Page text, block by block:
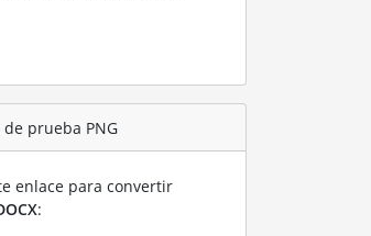
prueba PNG
enlace para convertir
: